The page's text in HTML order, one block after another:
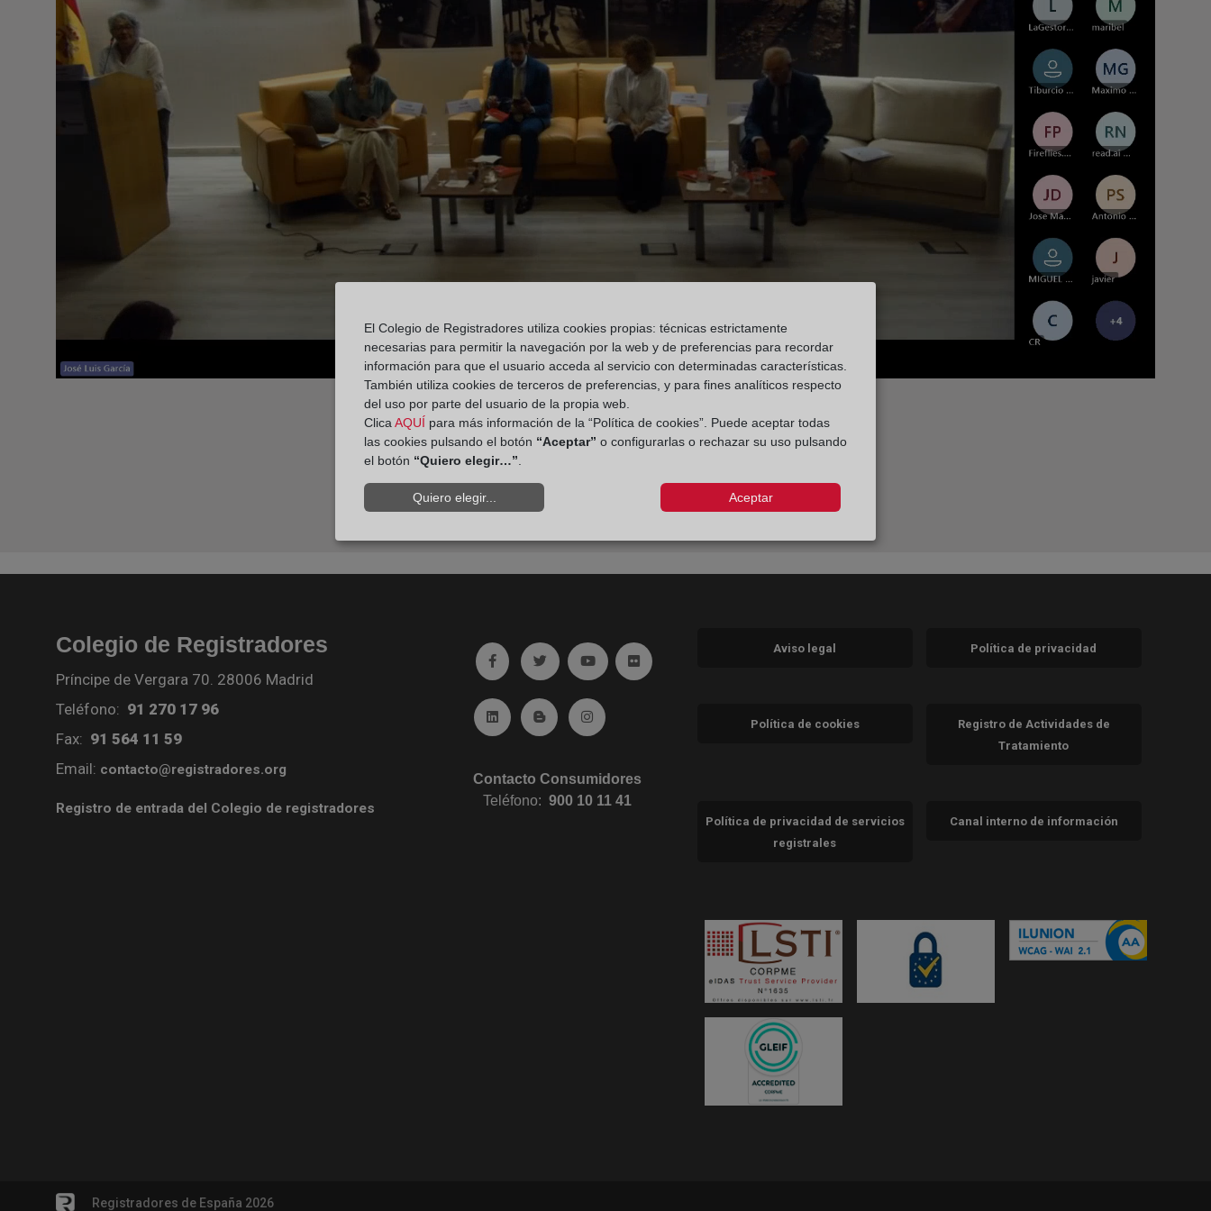
Colegio de Registradores
Príncipe de Vergara 70. 28006 Madrid
Teléfono: 91 270 17 96
Fax: 91 564 11 59
Email: contacto@registradores.org
Registro de entrada del Colegio de registradores
Ir a facebook (abre en ventana nueva)
Ir a twitter (abre en ventana nueva)
Ir a YouTube (abre en ventana nueva)
Ir a Flickr (abre en ventana nueva)
Ir a Linkedin (abre en ventana nueva)
Ir al Blog (abre en ventana nueva)
Ir a Instagram (abre en ventana nueva)
Contacto Consumidores
Teléfono:900 10 11 41
Aviso legal Política de privacidad
Política de cookies
Registro de Actividades de
Tratamiento
Política de privacidad de servicios
registrales
Canal interno de información
Registradores de España 2026
El Colegio de Registradores utiliza cookies propias: técnicas estrictamente
necesarias para permitir la navegación por la web y de preferencias para recordar
información para que el usuario acceda al servicio con determinadas características.
También utiliza cookies de terceros de preferencias, y para fines analíticos respecto
del uso por parte del usuario de la propia web.
ClicaAQUÍ para más información de la “Política de cookies”. Puede aceptar todas
las cookies pulsando el botón “Aceptar” o configurarlas o rechazar su uso pulsando
el botón “Quiero elegir…”.
Quiero elegir... Aceptar